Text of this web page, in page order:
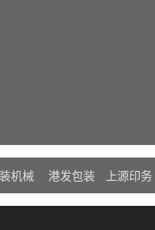
机械 港发包装 上源印务